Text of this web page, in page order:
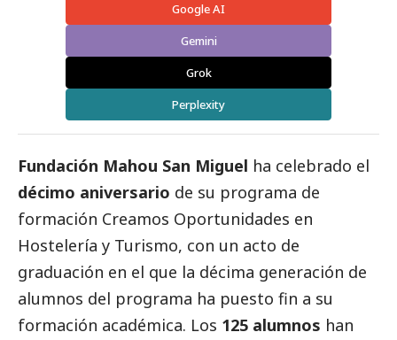
Google AI
Gemini
Grok
Perplexity
Fundación Mahou San Miguel ha celebrado el
décimo aniversario de su programa de
formación Creamos Oportunidades en
Hostelería y Turismo, con un acto de
graduación en el que la décima generación de
alumnos del programa ha puesto fin a su
formación académica. Los 125 alumnos han